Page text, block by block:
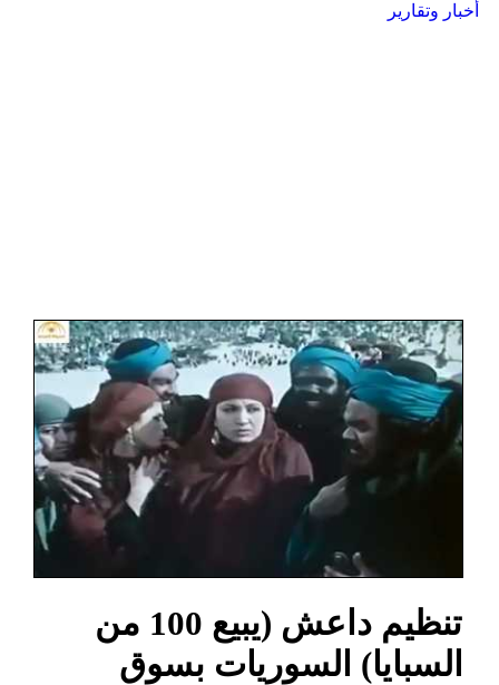
أخبار وتقارير
تنظيم داعش (يبيع 100 من
السبايا) السوريات بسوق